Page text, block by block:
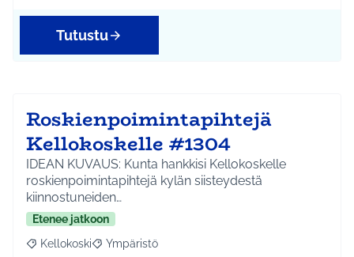
Tutustu
Roskienpoimintapihtejä
Kellokoskelle #1304
IDEAN KUVAUS: Kunta hankkisi Kellokoskelle
roskienpoimintapihtejä kylän siisteydestä
kiinnostuneiden…
Etenee jatkoon
Rajaa tulokset aihepiirin mukaan: Kellokoski
Kellokoski Rajaa tulokset teeman mukaan: Ympäristö
Ympäristö